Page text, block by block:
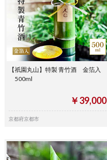
【祇園丸山】特製 青竹酒 金箔入
500ml
￥39,000
京都府京都市